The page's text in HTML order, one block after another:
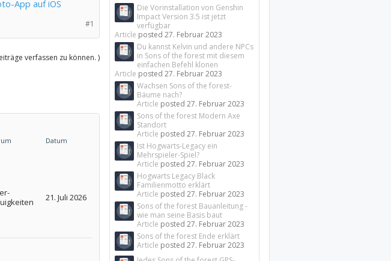
App auf iOS
#1
verfassen zu können. )
Datum
21. Juli 2026
Die Vorinstallation von Genshin
Impact Version 3.5 ist jetzt
verfügbar
Article posted27. Februar 2023
Du kannst Kelvin und andere NPCs
in Sons of the forest mit diesem
einfachen Befehl klonen
Article posted27. Februar 2023
Wachsen Sons of the forest-
Bäume nach?
Article posted27. Februar 2023
Sons of the forest Modern Axe
Standort
Article posted27. Februar 2023
Ist Hogwarts-Legacy ein
Mehrspieler-Spiel?
Article posted27. Februar 2023
Hogwarts Legacy Black
Familienmotto erklärt
Article posted27. Februar 2023
Sons of the forest Bauanleitung -
wie man seine Basis baut
Article posted27. Februar 2023
Sons of the forest Ende erklärt
Article posted27. Februar 2023